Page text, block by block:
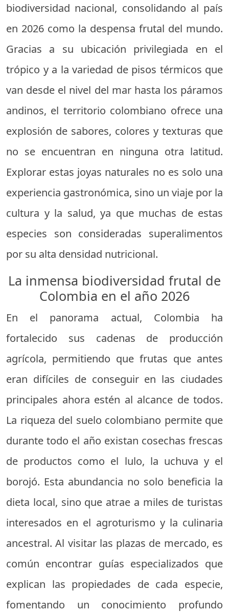
biodiversidad nacional, consolidando al país
en 2026 como la despensa frutal del mundo.
Gracias a su ubicación privilegiada en el
trópico y a la variedad de pisos térmicos que
van desde el nivel del mar hasta los páramos
andinos, el territorio colombiano ofrece una
explosión de sabores, colores y texturas que
no se encuentran en ninguna otra latitud.
Explorar estas joyas naturales no es solo una
experiencia gastronómica, sino un viaje por la
cultura y la salud, ya que muchas de estas
especies son consideradas superalimentos
por su alta densidad nutricional.
La inmensa biodiversidad frutal de
Colombia en el año 2026
En el panorama actual, Colombia ha
fortalecido sus cadenas de producción
agrícola, permitiendo que frutas que antes
eran difíciles de conseguir en las ciudades
principales ahora estén al alcance de todos.
La riqueza del suelo colombiano permite que
durante todo el año existan cosechas frescas
de productos como el lulo, la uchuva y el
borojó. Esta abundancia no solo beneficia la
dieta local, sino que atrae a miles de turistas
interesados en el agroturismo y la culinaria
ancestral. Al visitar las plazas de mercado, es
común encontrar guías especializados que
explican las propiedades de cada especie,
fomentando un conocimiento profundo